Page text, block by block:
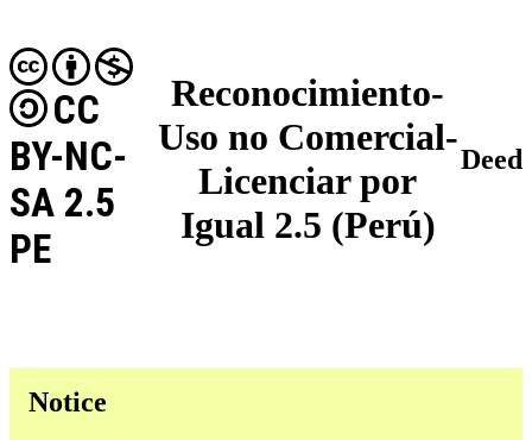
Reconocimiento-
Uso no Comercial-
Licenciar por
Igual 2.5 (Perú)
CC
BY-NC-
SA 2.5
PE
Deed
Notice